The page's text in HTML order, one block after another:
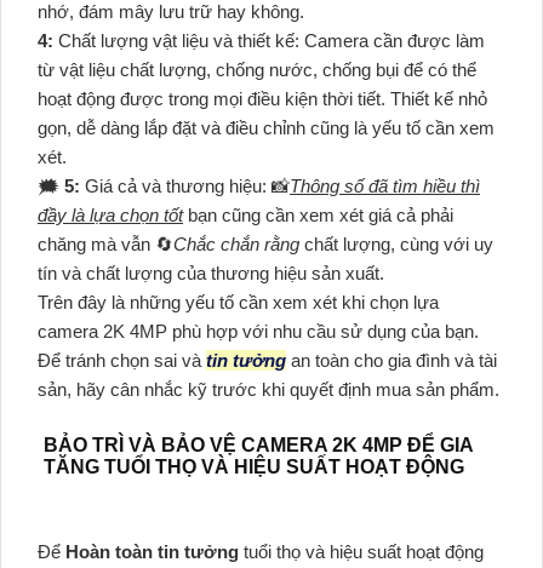
nhớ, đám mây lưu trữ hay không.
4: Chất lượng vật liệu và thiết kế: Camera cần được làm
từ vật liệu chất lượng, chống nước, chống bụi để có thể
hoạt động được trong mọi điều kiện thời tiết. Thiết kế nhỏ
gọn, dễ dàng lắp đặt và điều chỉnh cũng là yếu tố cần xem
xét.
🗯️ 5: Giá cả và thương hiệu: 📸Thông số đã tìm hiều thì
đầy là lựa chọn tốtbạn cũng cần xem xét giá cả phải
chăng mà vẫn 🔄Chắc chắn rằng chất lượng, cùng với uy
tín và chất lượng của thương hiệu sản xuất.
Trên đây là những yếu tố cần xem xét khi chọn lựa
camera 2K 4MP phù hợp với nhu cầu sử dụng của bạn.
Để tránh chọn sai và tin tưởng an toàn cho gia đình và tài
sản, hãy cân nhắc kỹ trước khi quyết định mua sản phẩm.
BẢO TRÌ VÀ BẢO VỆ CAMERA 2K 4MP ĐỂ GIA
TĂNG TUỔI THỌ VÀ HIỆU SUẤT HOẠT ĐỘNG
Để Hoàn toàn tin tưởng tuổi thọ và hiệu suất hoạt động